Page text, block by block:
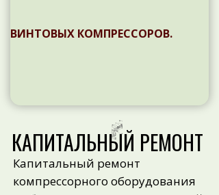
ВИНТОВЫХ КОМПРЕССОРОВ.
КАПИТАЛЬНЫЙ РЕМОНТ
Капитальный ремонт
компрессорного оборудования